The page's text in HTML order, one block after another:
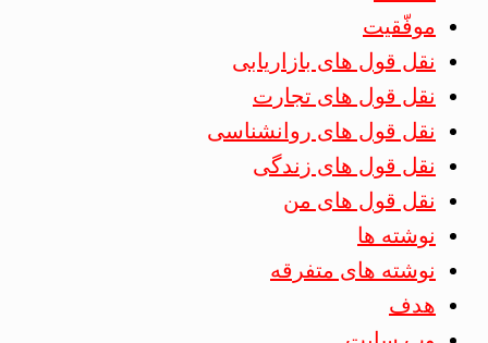
موفّقیت
نقل قول های بازاریابی
نقل قول های تجارت
نقل قول های روانشناسی
نقل قول های زندگی
نقل قول های من
نوشته ها
نوشته های متفرقه
هدف